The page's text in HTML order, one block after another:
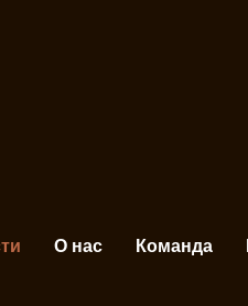
О нас Команда